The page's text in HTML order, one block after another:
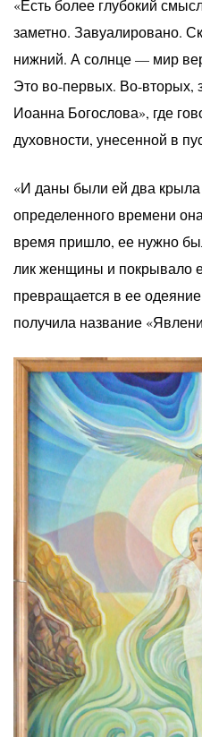
«Есть более глубокий
заметно. Завуалировано.
нижний. А солнце — мир
Это во-первых. Во-вторых,
Иоанна Богослова», где
духовности, унесенной в
«И даны были ей два
определенного времени
время пришло, ее нужно
лик женщины и покрывало
превращается в ее
получила название